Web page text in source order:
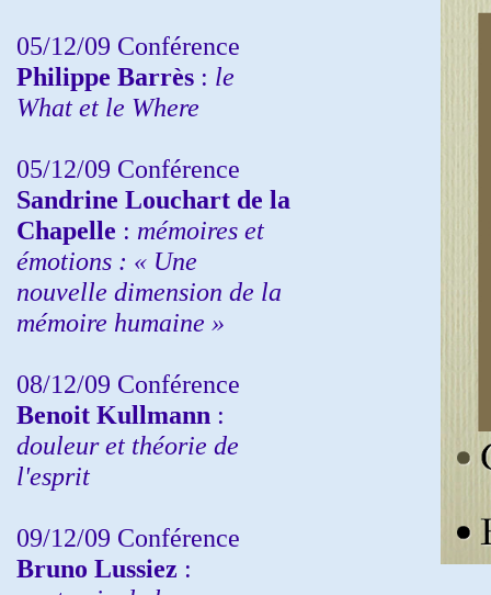
05/12/09 Conférence
Philippe Barrès : le
What et le Where
05/12/09 Conférence
Sandrine Louchart de la
Chapelle : mémoires et
émotions : « Une
nouvelle dimension de la
mémoire humaine »
08/12/09 Conférence
Benoit Kullmann :
douleur et théorie de
l'esprit
09/12/09 Conférence
Bruno Lussiez :